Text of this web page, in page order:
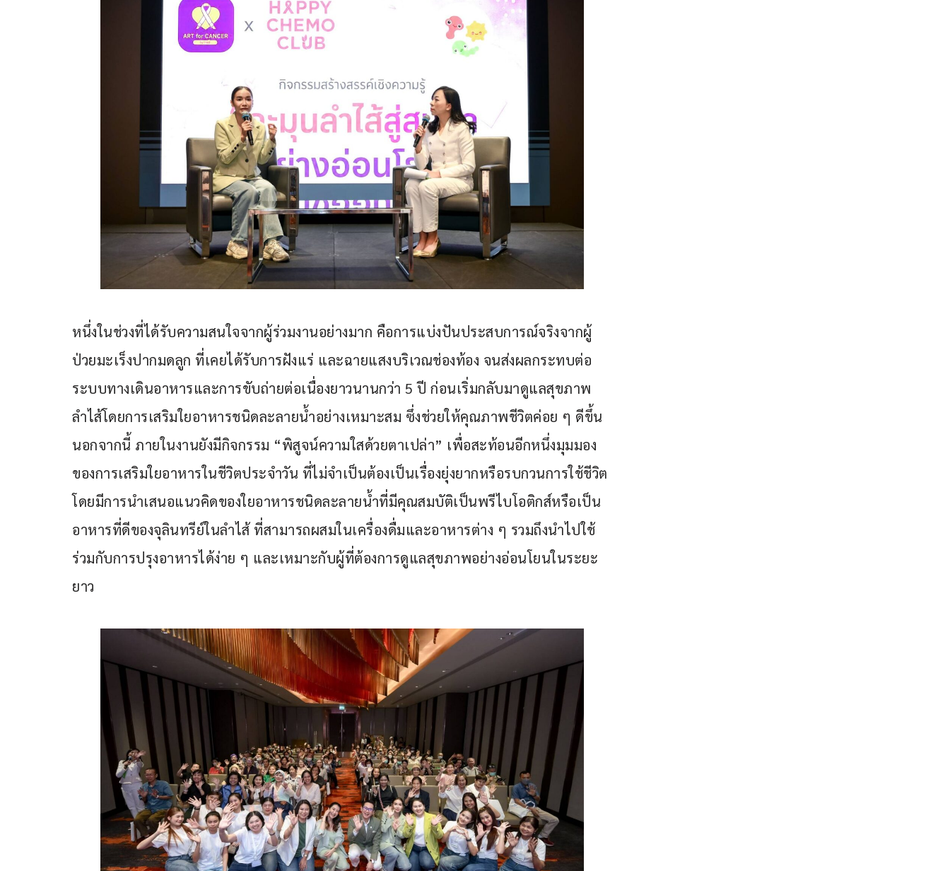
หนึ่งในช่วงที่ได้รับความสนใจจากผู้ร่วมงานอย่างมาก คือการแบ่งปันประสบการณ์จริงจากผู้
ป่วยมะเร็งปากมดลูก ที่เคยได้รับการฝังแร่ และฉายแสงบริเวณช่องท้อง จนส่งผลกระทบต่อ
ระบบทางเดินอาหารและการขับถ่ายต่อเนื่องยาวนานกว่า 5 ปี ก่อนเริ่มกลับมาดูแลสุขภาพ
ลำไส้โดยการเสริมใยอาหารชนิดละลายน้ำอย่างเหมาะสม ซึ่งช่วยให้คุณภาพชีวิตค่อย ๆ ดีขึ้น
นอกจากนี้ ภายในงานยังมีกิจกรรม “พิสูจน์ความใสด้วยตาเปล่า” เพื่อสะท้อนอีกหนึ่งมุมมอง
ของการเสริมใยอาหารในชีวิตประจำวัน ที่ไม่จำเป็นต้องเป็นเรื่องยุ่งยากหรือรบกวนการใช้ชีวิต
โดยมีการนำเสนอแนวคิดของใยอาหารชนิดละลายน้ำที่มีคุณสมบัติเป็นพรีไบโอติกส์หรือเป็น
อาหารที่ดีของจุลินทรีย์ในลำไส้ ที่สามารถผสมในเครื่องดื่มและอาหารต่าง ๆ รวมถึงนำไปใช้
ร่วมกับการปรุงอาหารได้ง่าย ๆ และเหมาะกับผู้ที่ต้องการดูแลสุขภาพอย่างอ่อนโยนในระยะ
ยาว